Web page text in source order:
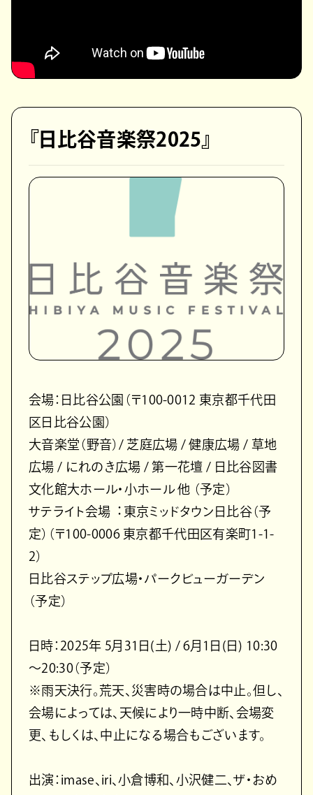
『⽇⽐⾕⾳楽祭2025』
会場：⽇⽐⾕公園（〒100-0012 東京都千代⽥
区⽇⽐⾕公園）
⼤⾳楽堂（野⾳）/ 芝庭広場 / 健康広場 / 草地
広場 / にれのき広場 / 第⼀花壇 / ⽇⽐⾕図書
⽂化館⼤ホール・⼩ホール 他 （予定）
サテライト会場︓東京ミッドタウン⽇⽐⾕（予
定）（〒100-0006 東京都千代⽥区有楽町1-1-
2）
⽇⽐⾕ステップ広場・パークビューガーデン
（予定）
⽇時：2025年 5⽉31⽇(⼟) / 6⽉1⽇(⽇) 10:30
〜20:30（予定）
※⾬天決⾏。荒天、災害時の場合は中⽌。但し、
会場によっては、天候により⼀時中断、会場変
更、もしくは、中⽌になる場合もございます。
出演：imase、iri、小倉博和、小沢健二、ザ・おめ